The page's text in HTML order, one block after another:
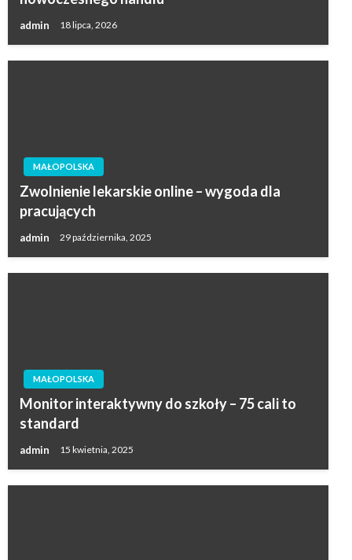
admin 18 lipca, 2026
MAŁOPOLSKA
Zwolnienie lekarskie online – wygoda dla
pracujących
admin 29 października, 2025
MAŁOPOLSKA
Monitor interaktywny do szkoły – 75 cali to
standard
admin 15 kwietnia, 2025